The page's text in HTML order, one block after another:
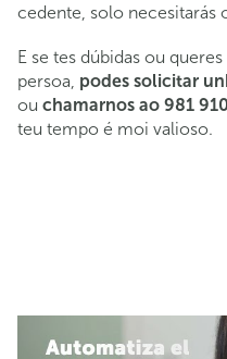
cedente, solo necesitarás
E se tes dúbidas ou
persoa, podes solicitar
ou chamarnos ao 981
teu tempo é moi valioso.